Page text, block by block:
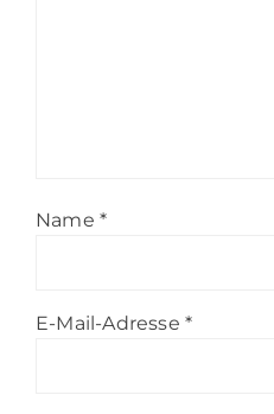
Name *
E-Mail-Adresse *